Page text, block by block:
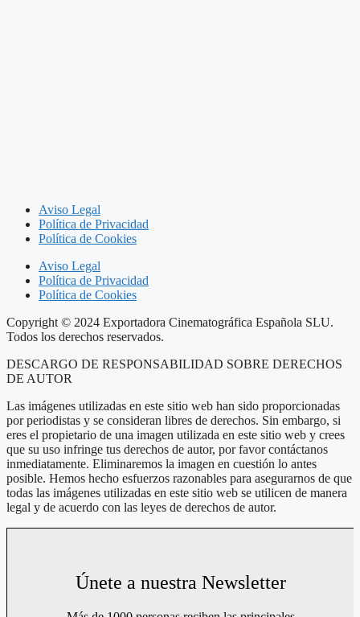
Aviso Legal
Política de Privacidad
Política de Cookies
Aviso Legal
Política de Privacidad
Política de Cookies
Copyright © 2024 Exportadora Cinematográfica Española SLU.
Todos los derechos reservados.
DESCARGO DE RESPONSABILIDAD SOBRE DERECHOS
DE AUTOR
Las imágenes utilizadas en este sitio web han sido proporcionadas
por periodistas y se consideran libres de derechos. Sin embargo, si
eres el propietario de una imagen utilizada en este sitio web y crees
que su uso infringe tus derechos de autor, por favor contáctanos
inmediatamente. Eliminaremos la imagen en cuestión lo antes
posible. Hemos hecho esfuerzos razonables para asegurarnos de que
todas las imágenes utilizadas en este sitio web se utilicen de manera
legal y de acuerdo con las leyes de derechos de autor.
Únete a nuestra Newsletter